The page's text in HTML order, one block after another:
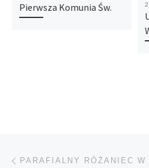
Pierwsza Komunia Św.
Nawigacja wpisu
PARAFIALNY RÓŻANIEC W